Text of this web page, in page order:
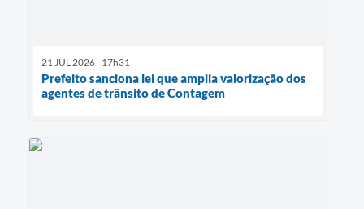
21 JUL 2026 - 17h31
Prefeito sanciona lei que amplia valorização dos
agentes de trânsito de Contagem